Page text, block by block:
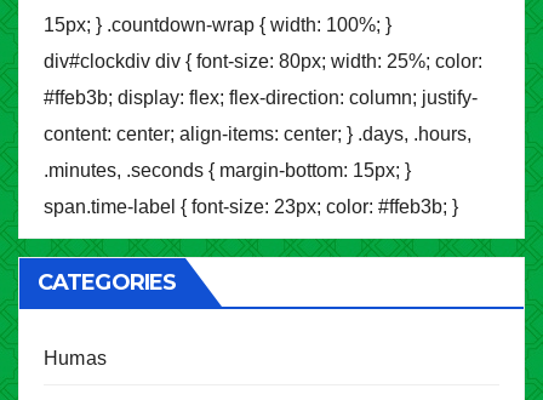
15px; } .countdown-wrap { width: 100%; }
div#clockdiv div { font-size: 80px; width: 25%; color:
#ffeb3b; display: flex; flex-direction: column; justify-
content: center; align-items: center; } .days, .hours,
.minutes, .seconds { margin-bottom: 15px; }
span.time-label { font-size: 23px; color: #ffeb3b; }
CATEGORIES
Humas